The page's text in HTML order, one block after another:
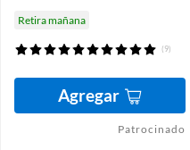
Retira mañana
(9)
Agregar
Patrocinado